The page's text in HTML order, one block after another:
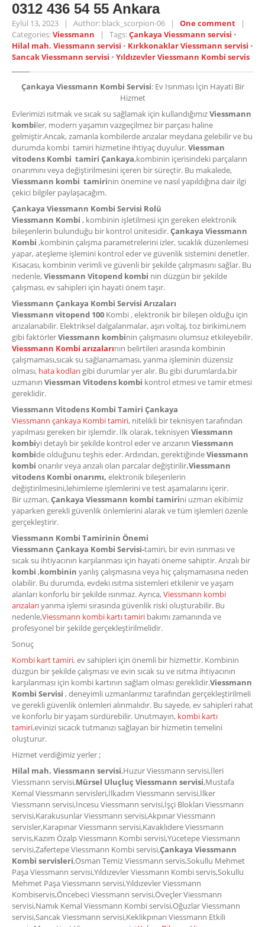
0312 436 54 55 Ankara
Eylül 13, 2023 | Author: black_scorpion-06 | One comment |
Categories:Viessmann | Tags:Çankaya Viessmann servisi •
Hilal mah. Viessmann servisi • Kırkkonaklar Viessmann servisi •
Sancak Viessmann servisi • Yıldızevler Viessmann Kombi servis
Çankaya Viessmann Kombi Servisi: Ev Isınması İçin Hayati Bir
Hizmet
Evlerimizi ısıtmak ve sıcak su sağlamak için kullandığımızViessmann
kombiler, modern yaşamın vazgeçilmez bir parçası haline
gelmiştir.Ancak, zamanla kombilerde arızalar meydana gelebilir ve bu
durumda kombi tamiri hizmetine ihtiyaç duyulur.Viessman
vitodens Kombi tamiri Çankaya,kombinin içerisindeki parçaların
onarımını veya değiştirilmesini içeren bir süreçtir. Bu makalede,
Viessmann kombi tamirinin önemine ve nasıl yapıldığına dair ilgi
çekici bilgiler paylaşacağım.
Çankaya Viessmann Kombi Servisi Rolü
Viessmann Kombi , kombinin işletilmesi için gereken elektronik
bileşenlerin bulunduğu bir kontrol ünitesidir.Çankaya Viessmann
Kombi ,kombinin çalışma parametrelerini izler, sıcaklık düzenlemesi
yapar, ateşleme işlemini kontrol eder ve güvenlik sistemini denetler.
Kısacası, kombinin verimli ve güvenli bir şekilde çalışmasını sağlar. Bu
nedenle,Viessmann Vitopend kombi nin düzgün bir şekilde
çalışması, ev sahipleri için hayati önem taşır.
Viessmann Çankaya Kombi Servisi Arızaları
Viessmann vitopend 100 Kombi , elektronik bir bileşen olduğu için
arızalanabilir. Elektriksel dalgalanmalar, aşırı voltaj, toz birikimi,nem
gibi faktörlerViessmann kombinin çalışmasını olumsuz etkileyebilir.
Viessmann Kombi arızalarının belirtileri arasında kombinin
çalışmaması,sıcak su sağlanamaması, yanma işleminin düzensiz
olması, hata kodları gibi durumlar yer alır. Bu gibi durumlarda,bir
uzmanın Viessman Vitodens kombi kontrol etmesi ve tamir etmesi
gereklidir.
Viessmann Vitodens Kombi Tamiri Çankaya
Viessmann çankaya Kombi tamiri, nitelikli bir teknisyen tarafından
yapılması gereken bir işlemdir. İlk olarak, teknisyen Viessmann
kombiyi detaylı bir şekilde kontrol eder ve arızanın Viessmann
kombide olduğunu teşhis eder. Ardından, gerektiğindeViessmann
kombi onarılır veya arızalı olan parcalar değiştirilir.Viessmann
vitodens Kombi onarımı, elektronik bileşenlerin
değiştirilmesini,lehimleme işlemlerini ve test aşamalarını içerir.
Bir uzman,Çankaya Viessmann kombi tamirini uzman ekibimiz
yaparken gerekli güvenlik önlemlerini alarak ve tüm işlemleri özenle
gerçekleştirir.
Viessmann Kombi Tamirinin Önemi
Viessmann Çankaya Kombi Servisi-tamiri, bir evin ısınması ve
sıcak su ihtiyacının karşılanması için hayati öneme sahiptir. Arızalı bir
kombi ,kombinin yanlış çalışmasına veya hiç çalışmamasına neden
olabilir. Bu durumda, evdeki ısıtma sistemleri etkilenir ve yaşam
alanları konforlu bir şekilde ısınmaz. Ayrıca,Viessmann kombi
arızalarıyanma işlemi sırasında güvenlik riski oluşturabilir. Bu
nedenle,Viessmann kombi kartı tamiri bakımı zamanında ve
profesyonel bir şekilde gerçekleştirilmelidir.
Sonuç
Kombi kart tamiri, ev sahipleri için önemli bir hizmettir. Kombinin
düzgün bir şekilde çalışması ve evin sıcak su ve ısıtma ihtiyacının
karşılanması için kombi kartının sağlam olması gereklidir.Viessmann
Kombi Servisi , deneyimli uzmanlarımız tarafından gerçekleştirilmeli
ve gerekli güvenlik önlemleri alınmalıdır. Bu sayede, ev sahipleri rahat
ve konforlu bir yaşam sürdürebilir. Unutmayın, kombi kartı
tamiri,evinizi sıcacık tutmanızı sağlayan bir hizmetin temelini
oluşturur.
Hizmet verdiğimiz yerler ;
Hilal mah. Viessmann servisi,Huzur Viessmann servisi,İleri
Viessmann servisi,Mürsel Uluçluç Viessmann servisi,Mustafa
Kemal Viessmann servisleri,İlkadım Viessmann servisi,İlker
Viessmann servisi,İncesu Viessmann servisi,İşçi Blokları Viessmann
servisi,Karakusunlar Viessmann servisi,Akpınar Viessmann
servisler,Karapınar Viessmann servisi,Kavaklıdere Viessmann
servis,Kazım Özalp Viessmann Kombi servisi,Yücetepe Viessmann
servisi,Zafertepe Viessmann Kombi servisi,Çankaya Viessmann
Kombi servisleri,Osman Temiz Viessmann servis,Sokullu Mehmet
Paşa Viessmann servisi,Yıldızevler Viessmann Kombi servis,Sokullu
Mehmet Paşa Viessmann servisi,Yıldızevler Viessmann
Kombiservis,Öncebeci Viessmann servisi,Öveçler Viessmann
servisi,Namık Kemal Viessmann Kombi servisi,Oğuzlar Viessmann
servisi,Sancak Viessmann servisi,Keklikpınarı Viessmann Etkili